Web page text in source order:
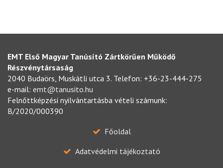
EMT Első Magyar Tanúsító Zártkörűen Működő
Részvénytársaság
2040 Budaörs, Muskátli utca 3. Telefon: +36-23-444-275
e-mail: emt@tanusito.hu
Felnőttképzési nyilvántartásba vételi számunk:
B/2020/000390
Főoldal
Adatvédelmi tájékoztató